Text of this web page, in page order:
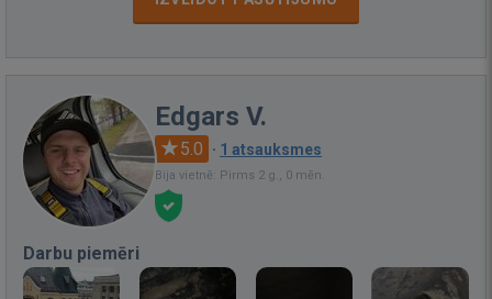
Edgars V.
5.0 · 1 atsauksmes
Bija vietnē: Pirms 2 g., 0 mēn.
Darbu piemēri